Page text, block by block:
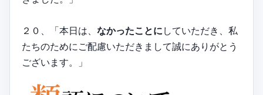
２０、「本日は、 なかったことに していただき、私
たちのためにご配慮いただきまして誠にありがとう
ございます。」